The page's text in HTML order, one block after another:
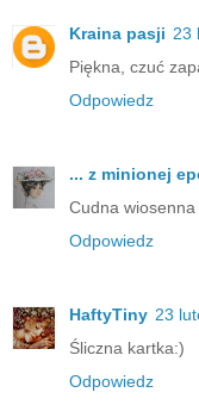
Kraina pasji 23
Piękna, czuć
Odpowiedz
... z minionej
Cudna
Odpowiedz
HaftyTiny 23
Śliczna kartka:)
Odpowiedz